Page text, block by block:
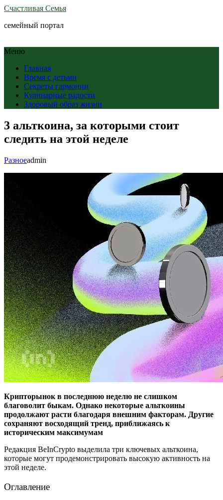
Счастливая Семья
семейный портал
Меню
Главная
Время с детьми
Секреты гармонии
Кулинарные радости
Здоровый образ жизни
3 альткоина, за которыми стоит
следить на этой неделе
Разноеadmin
Крипторынок в последнюю неделю не слишком
благоволит быкам. Однако некоторые альткоины
продолжают расти благодаря внешним факторам. Другие
сохраняют восходящий тренд, приближаясь к
историческим максимумам
Редакция BeInCrypto выделила три ключевых альткоина,
которые могут продемонстрировать высокую активность на
этой неделе.
Оглавление